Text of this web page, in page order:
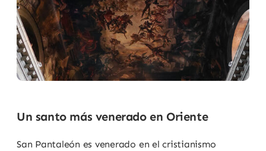
Un santo más venerado en Oriente
San Pantaleón es venerado en el cristianismo